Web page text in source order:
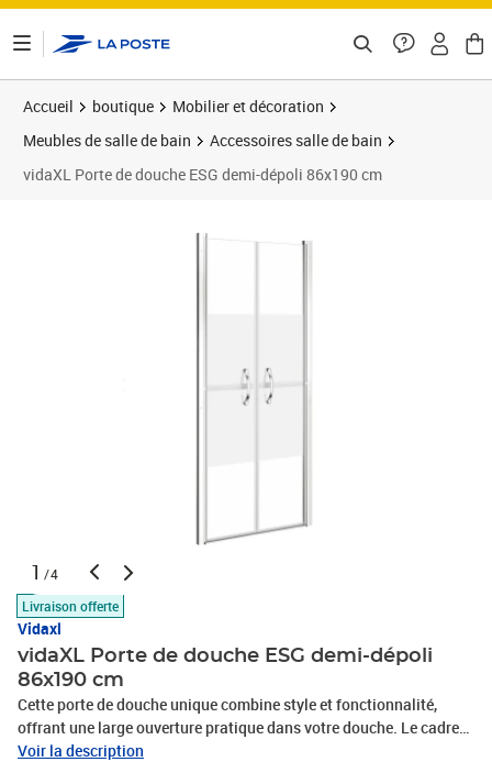
Accueil boutique
Mobilier et décoration
Meubles de salle de bain
Accessoires salle de bain
vidaXL Porte de douche ESG demi-dépoli 86x190 cm
1 /4
Livraison offerte
Vidaxl
vidaXL Porte de douche ESG demi-dépoli
86x190 cm
Cette porte de douche unique combine style et fonctionnalité,
offrant une large ouverture pratique dans votre douche. Le cadre
en aluminium et les panneaux en ESG (verre de sécurité
Voir la description